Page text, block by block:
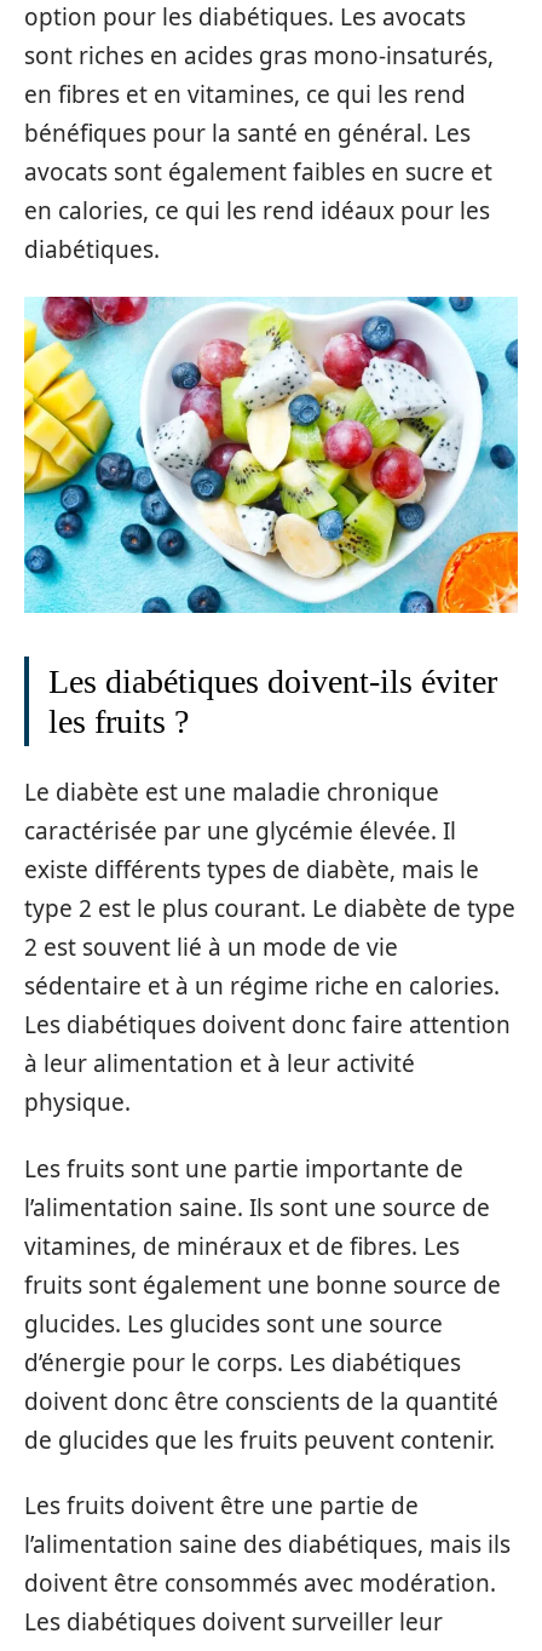
option pour les diabétiques. Les avocats
sont riches en acides gras mono-insaturés,
en fibres et en vitamines, ce qui les rend
bénéfiques pour la santé en général. Les
avocats sont également faibles en sucre et
en calories, ce qui les rend idéaux pour les
diabétiques.
Les diabétiques doivent-ils éviter
les fruits ?
Le diabète est une maladie chronique
caractérisée par une glycémie élevée. Il
existe différents types de diabète, mais le
type 2 est le plus courant. Le diabète de type
2 est souvent lié à un mode de vie
sédentaire et à un régime riche en calories.
Les diabétiques doivent donc faire attention
à leur alimentation et à leur activité
physique.
Les fruits sont une partie importante de
l’alimentation saine. Ils sont une source de
vitamines, de minéraux et de fibres. Les
fruits sont également une bonne source de
glucides. Les glucides sont une source
d’énergie pour le corps. Les diabétiques
doivent donc être conscients de la quantité
de glucides que les fruits peuvent contenir.
Les fruits doivent être une partie de
l’alimentation saine des diabétiques, mais ils
doivent être consommés avec modération.
Les diabétiques doivent surveiller leur